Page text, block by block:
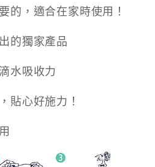
的，適合在家時使用！
的獨家產品
水吸收力
貼心好施力！